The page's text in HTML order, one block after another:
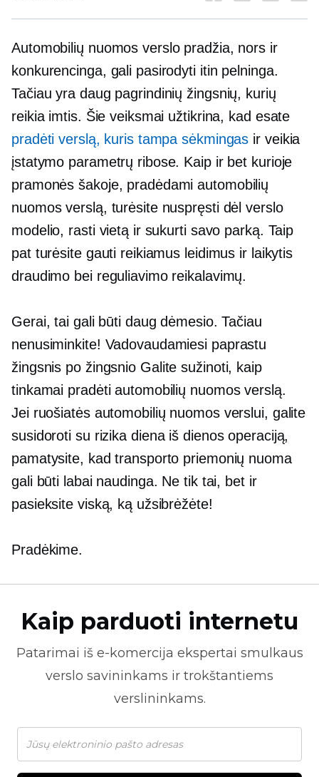
Automobilių nuomos verslo pradžia, nors ir
konkurencinga, gali pasirodyti itin pelninga.
Tačiau yra daug pagrindinių žingsnių, kurių
reikia imtis. Šie veiksmai užtikrina, kad esate
pradėti verslą, kuris tampa sėkmingas ir veikia
įstatymo parametrų ribose. Kaip ir bet kurioje
pramonės šakoje, pradėdami automobilių
nuomos verslą, turėsite nuspręsti dėl verslo
modelio, rasti vietą ir sukurti savo parką. Taip
pat turėsite gauti reikiamus leidimus ir laikytis
draudimo bei reguliavimo reikalavimų.
Gerai, tai gali būti daug dėmesio. Tačiau
nenusiminkite! Vadovaudamiesi paprastu
žingsnis po žingsnio Galite sužinoti, kaip
tinkamai pradėti automobilių nuomos verslą.
Jei ruošiatės automobilių nuomos verslui, galite
susidoroti su rizika diena iš dienosoperaciją,
pamatysite, kad transporto priemonių nuoma
gali būti labai naudinga. Ne tik tai, bet ir
pasieksite viską, ką užsibrėžėte!
Pradėkime.
Kaip parduoti internetu
Patarimai iš e-komercija ekspertai smulkaus
verslo savininkams ir trokštantiems
verslininkams.